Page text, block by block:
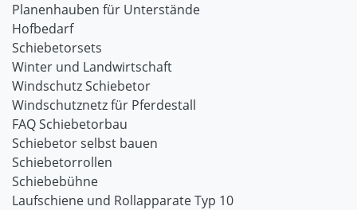
Planenhauben für Unterstände
Hofbedarf
Schiebetorsets
Winter und Landwirtschaft
Windschutz Schiebetor
Windschutznetz für Pferdestall
FAQ Schiebetorbau
Schiebetor selbst bauen
Schiebetorrollen
Schiebebühne
Laufschiene und Rollapparate Typ 10